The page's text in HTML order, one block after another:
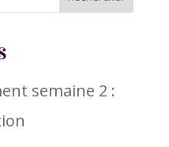
semaine 2 :